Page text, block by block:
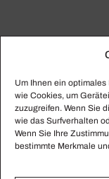
Um Ihnen ein
wie Cookies, um
zuzugreifen. Wenn Sie
wie das Surfverhalten
Wenn Sie Ihre
bestimmte Merkmale
MDG
Hier finden Sie